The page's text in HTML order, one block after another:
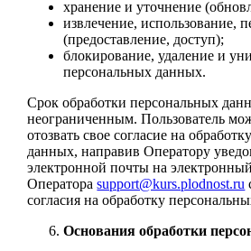
хранение и уточнение
извлечение, использование,
(предоставление, доступ);
блокирование, удаление и
персональных данных.
Срок обработки персональных
неограниченным. Пользователь
отозвать свое согласие на
данных, направив Оператору
электронной почты на
Оператораsupport@kurs.plodnost.ru
согласия на обработку
Основания обработки